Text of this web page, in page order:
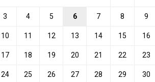
3 4 5 6 7 8 9
10 11 12 13 14 15 16
17 18 19 20 21 22 23
24 25 26 27 28 29 30